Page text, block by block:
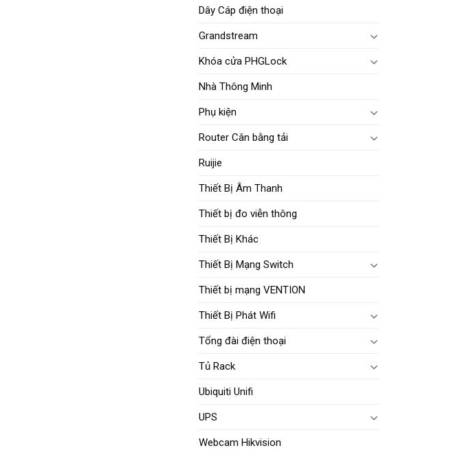
Dây Cáp điện thoại
Grandstream
Khóa cửa PHGLock
Nhà Thông Minh
Phụ kiện
Router Cân bằng tải
Ruijie
Thiết Bị Âm Thanh
Thiết bị đo viễn thông
Thiết Bị Khác
Thiết Bị Mạng Switch
Thiết bị mạng VENTION
Thiết Bị Phát Wifi
Tổng đài điện thoại
Tủ Rack
Ubiquiti Unifi
UPS
Webcam Hikvision